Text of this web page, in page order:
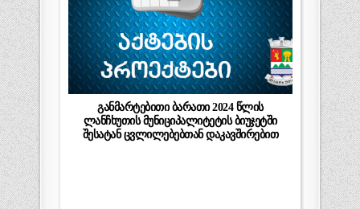
განმარტებითი ბარათი 2024 წლის
ლანჩხუთის მუნიციპალიტეტის ბიუჯეტში
შესატან ცვლილებებთან დაკავშირებით